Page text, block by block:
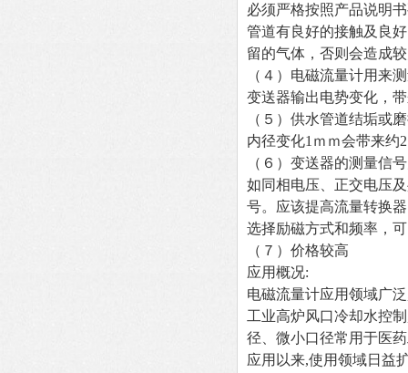
必须严格按照产品说明
管道有良好的接触及良
留的气体，否则会造成
（４）电磁流量计用来
变送器输出电势变化，
（５）供水管道结垢或
内径变化1ｍｍ会带来约
（６）变送器的测量信
如同相电压、正交电压
号。应该提高流量转换
选择励磁方式和频率，
（７）价格较高
应用概况:
电磁流量计应用领域广
工业高炉风口冷却水控
径、微小口径常用于医
应用以来,使用领域日益